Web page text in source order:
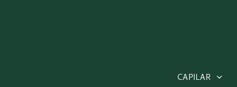
CAPILAR